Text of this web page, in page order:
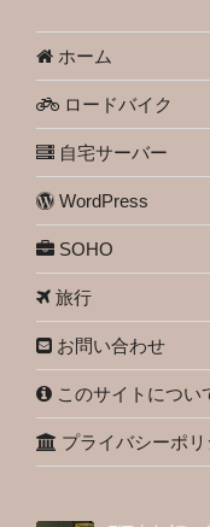
ホーム
ロードバイク
自宅サーバー
WordPress
SOHO
旅行
お問い合わせ
このサイトについ
プライバシーポリ